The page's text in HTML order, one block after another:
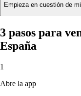
Empieza en cuestión de
3 pasos para
España
1
Abre la app